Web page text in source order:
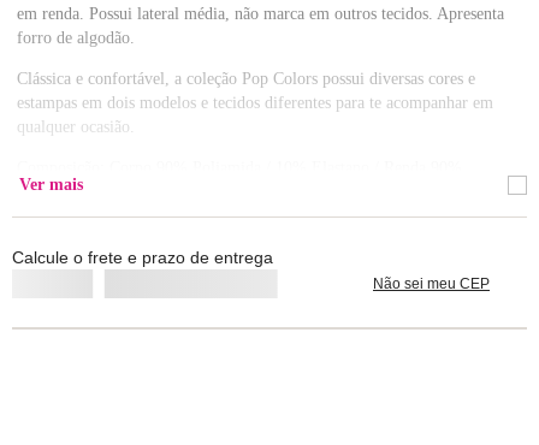
em renda. Possui lateral média, não marca em outros tecidos. Apresenta
forro de algodão.
Clássica e confortável, a coleção Pop Colors possui diversas cores e
estampas em dois modelos e tecidos diferentes para te acompanhar em
qualquer ocasião.
Poliamida / 10% Elastano / Forro 100% Algodão
Ver mais
Calcule o frete e prazo de entrega
Não sei meu CEP